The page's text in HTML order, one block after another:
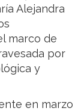
Alejandra
marco de
por
y
en marzo